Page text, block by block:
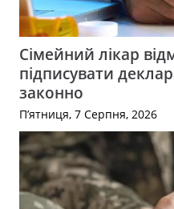
Сімейний лікар
підписувати
законно
П’ятниця, 7 Серпня, 2026